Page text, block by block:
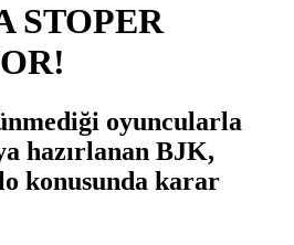
STOPER
oyuncularla
hazırlanan BJK,
konusunda karar